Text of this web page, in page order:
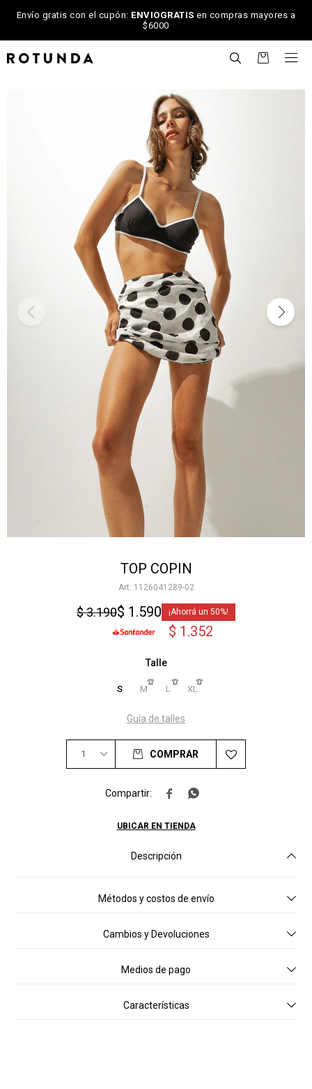
Envío gratis con el cupón: ENVIOGRATIS en compras mayores a
$6000

TOP COPIN
1126041289-02
$ 1.590
$3.190 50
$ 1.352
Talle
S M L XL
Guía de talles
1 COMPRAR
 
UBICAR EN TIENDA
Descripción
Métodos y costos de envío
Cambios y Devoluciones
Medios de pago
Características